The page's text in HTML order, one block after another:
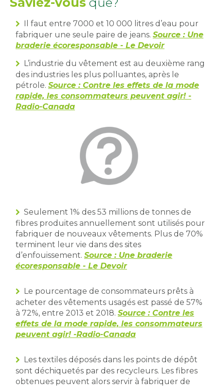
Il faut entre 7000 et 10 000 litres d’eau pour
fabriquer une seule paire de jeans. Source : Une
braderie écoresponsable - Le Devoir
L’industrie du vêtement est au deuxième rang
des industries les plus polluantes, après le
pétrole. Source : Contre les effets de la mode
rapide, les consommateurs peuvent agir! -
Radio-Canada
Seulement 1% des 53 millions de tonnes de
fibres produites annuellement sont utilisés pour
fabriquer de nouveaux vêtements. Plus de 70%
terminent leur vie dans des sites
d’enfouissement. Source : Une braderie
écoresponsable - Le Devoir
Le pourcentage de consommateurs prêts à
acheter des vêtements usagés est passé de 57%
à 72%, entre 2013 et 2018. Source : Contre les
effets de la mode rapide, les consommateurs
peuvent agir! -Radio-Canada
Les textiles déposés dans les points de dépôt
sont déchiquetés par des recycleurs. Les fibres
obtenues peuvent alors servir à fabriquer de